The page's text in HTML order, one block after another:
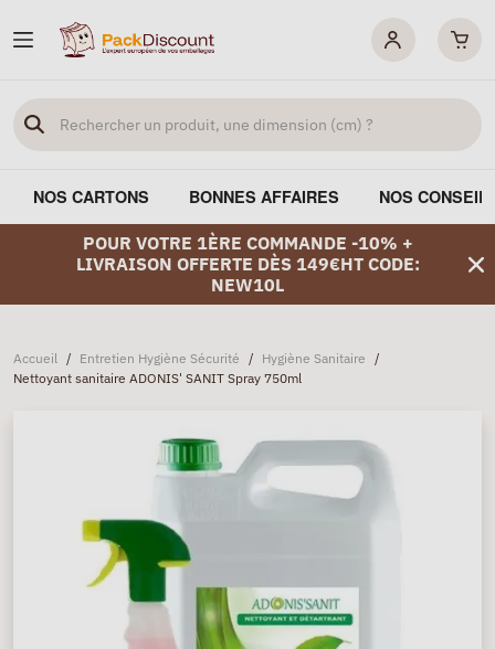
NOS CARTONS BONNES AFFAIRES NOS
POUR VOTRE 1ÈRE COMMANDE -10% +
LIVRAISON OFFERTE DÈS 149€HT CODE:
NEW10L
Accueil / Entretien Hygiène Sécurité / Hygiène Sanitaire /
Nettoyant sanitaire ADONIS' SANIT Spray 750ml